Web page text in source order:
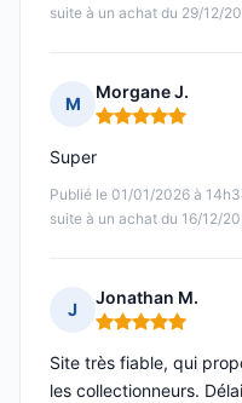
suite à un achat du 29/12/
M
Morgane J.
Note : 5 sur 5
Publié le 01/01/2026 à
suite à un achat du 16/12/
Super
J
Jonathan M.
Note : 5 sur 5
Site très fiable, qui
les collectionneurs.